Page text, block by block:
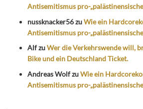
Antisemitismus pro-
nussknacker56zuWie ein
Antisemitismus pro-
AlfzuWer die Verkehrswende will,
Bike und ein Deutschland Ticket.
Andreas WolfzuWie ein
Antisemitismus pro-